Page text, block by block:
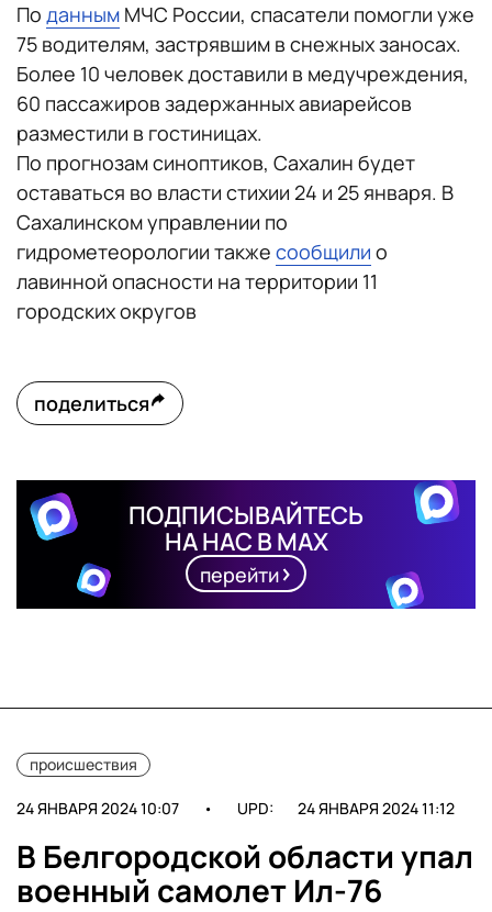
По данным МЧС России, спасатели помогли уже
75 водителям, застрявшим в снежных заносах.
Более 10 человек доставили в медучреждения,
60 пассажиров задержанных авиарейсов
разместили в гостиницах.
По прогнозам синоптиков, Сахалин будет
оставаться во власти стихии 24 и 25 января. В
Сахалинском управлении по
гидрометеорологии также сообщили о
лавинной опасности на территории 11
городских округов
поделиться
ПОДПИСЫВАЙТЕСЬ
НА НАС В MAX
перейти
происшествия
24 ЯНВАРЯ 2024 10:07 • UPD: 24 ЯНВАРЯ 2024 11:12
В Белгородской области упал
военный самолет Ил-76